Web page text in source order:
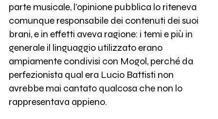
parte musicale, l’opinione pubblica lo riteneva
comunque responsabile dei contenuti dei suoi
brani, e in effetti aveva ragione: i temi e più in
generale il linguaggio utilizzato erano
ampiamente condivisi con Mogol, perché da
perfezionista qual era Lucio Battisti non
avrebbe mai cantato qualcosa che non lo
rappresentava appieno.